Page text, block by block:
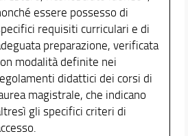
essere possesso di
requisiti curriculari e di
preparazione, verificata
modalità definite nei
didattici dei corsi di
magistrale, che indicano
gli specifici criteri di